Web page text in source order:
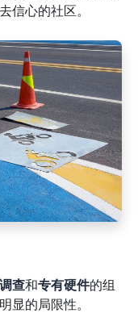
信心的社区。
查和专有硬件的组
显的局限性。